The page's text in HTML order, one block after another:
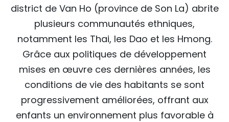
À PROPOS DU "PEUPLE"
ENGLISH
中文
РУССКИЙ
district de Van Ho (province de Son La) abrite
plusieurs communautés ethniques,
notamment les Thai, les Dao et les Hmong.
Grâce aux politiques de développement
mises en œuvre ces dernières années, les
conditions de vie des habitants se sont
progressivement améliorées, offrant aux
enfants un environnement plus favorable à